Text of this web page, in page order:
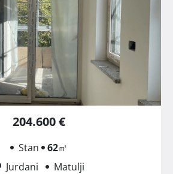
204.600 €
Stan 62㎡
Jurdani
Matulji